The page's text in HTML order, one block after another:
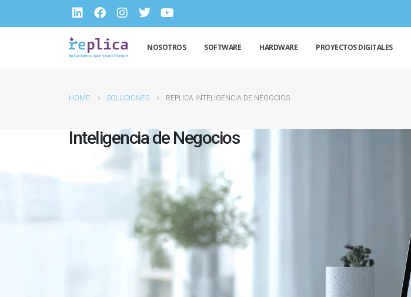
NOSOTROS SOFTWARE HARDWARE PROYECTOS DIGITALES
HOME SOLUCIONES REPLICA INTELIGENCIA DE NEGOCIOS
Inteligencia de Negocios